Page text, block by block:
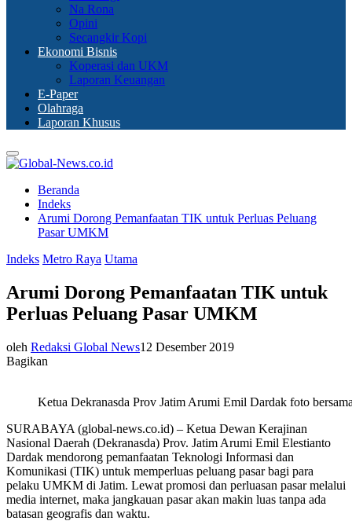
Na Rona
Opini
Secangkir Kopi
Ekonomi Bisnis
Koperasi dan UKM
Laporan Keuangan
E-Paper
Olahraga
Laporan Khusus
Primary
Menu
Beranda
Indeks
Arumi Dorong Pemanfaatan TIK untuk Perluas Peluang
Pasar UMKM
Indeks Metro Raya Utama
Arumi Dorong Pemanfaatan TIK untuk
Perluas Peluang Pasar UMKM
oleh Redaksi Global News12 Desember 2019
Bagikan
Ketua Dekranasda Prov Jatim Arumi Emil Dardak foto
SURABAYA (global-news.co.id) – Ketua Dewan Kerajinan
Nasional Daerah (Dekranasda) Prov. Jatim Arumi Emil Elestianto
Dardak mendorong pemanfaatan Teknologi Informasi dan
Komunikasi (TIK) untuk memperluas peluang pasar bagi para
pelaku UMKM di Jatim. Lewat promosi dan perluasan pasar melalui
media internet, maka jangkauan pasar akan makin luas tanpa ada
batasan geografis dan waktu.